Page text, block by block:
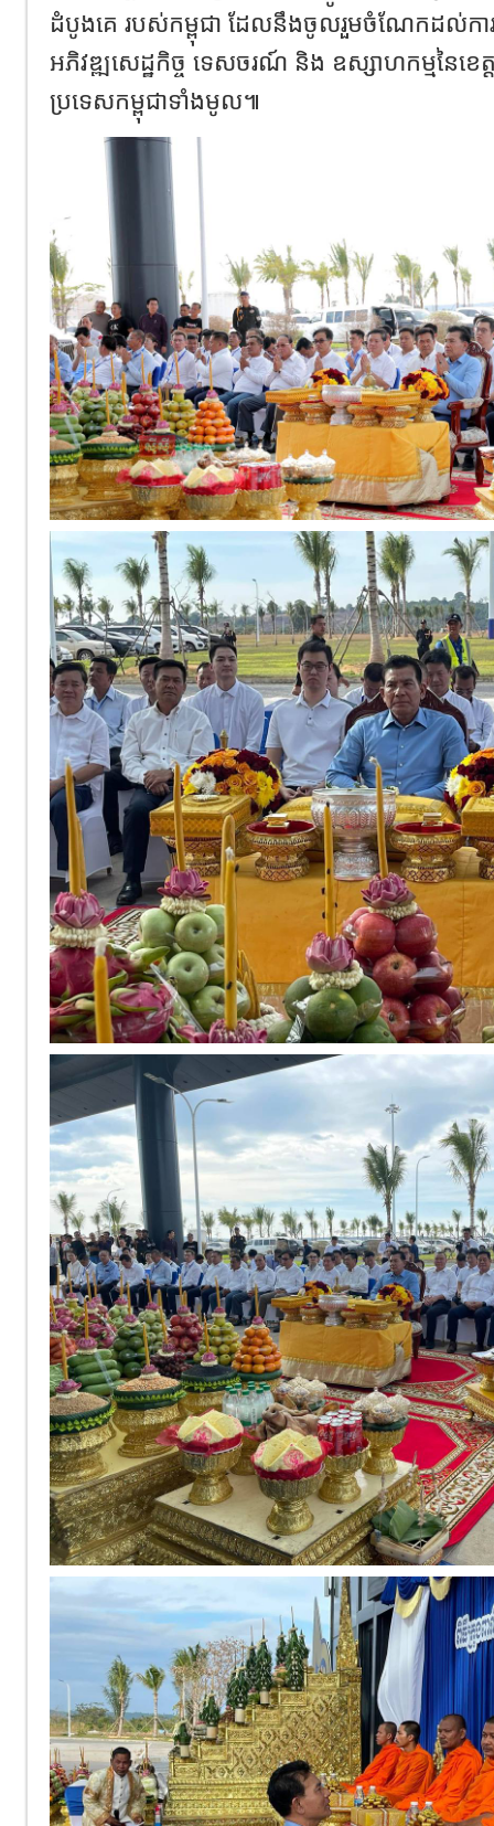
ដំបូងគេ របស់កម្ពុជា ដែលនឹងចូលរួមចំណែកដល់ក
អភិវឌ្ឍសេដ្ឋកិច្ច ទេសចរណ៍ និង ឧស្សាហកម្មនៃខេ
ប្រទេសកម្ពុជាទាំងមូល៕